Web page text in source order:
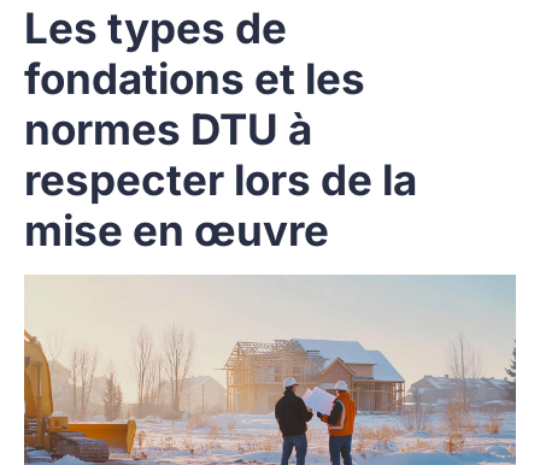
Les types de
fondations et les
normes DTU à
respecter lors de la
mise en œuvre